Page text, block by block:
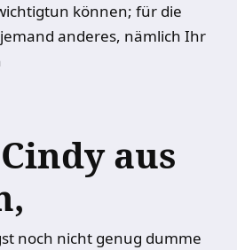
können; für die
anderes, nämlich Ihr
aus
noch nicht genug dumme